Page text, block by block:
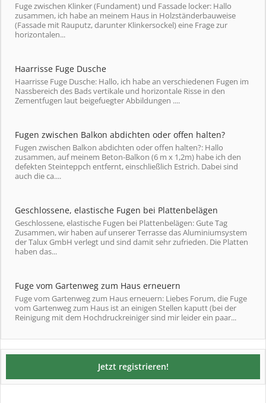
Fuge zwischen Klinker (Fundament) und Fassade locker: Hallo
zusammen, ich habe an meinem Haus in Holzständerbauweise
(Fassade mit Rauputz, darunter Klinkersockel) eine Frage zur
horizontalen...
Haarrisse Fuge Dusche
Haarrisse Fuge Dusche: Hallo, ich habe an verschiedenen Fugen im
Nassbereich des Bads vertikale und horizontale Risse in den
Zementfugen laut beigefuegter Abbildungen ....
Fugen zwischen Balkon abdichten oder offen halten?
Fugen zwischen Balkon abdichten oder offen halten?: Hallo
zusammen, auf meinem Beton-Balkon (6 m x 1,2m) habe ich den
defekten Steinteppch entfernt, einschließlich Estrich. Dabei sind
auch die ca....
Geschlossene, elastische Fugen bei Plattenbelägen
Geschlossene, elastische Fugen bei Plattenbelägen: Gute Tag
Zusammen, wir haben auf unserer Terrasse das Aluminiumsystem
der Talux GmbH verlegt und sind damit sehr zufrieden. Die Platten
haben das...
Fuge vom Gartenweg zum Haus erneuern
Fuge vom Gartenweg zum Haus erneuern: Liebes Forum, die Fuge
vom Gartenweg zum Haus ist an einigen Stellen kaputt (bei der
Reinigung mit dem Hochdruckreiniger sind mir leider ein paar...
Jetzt registrieren!